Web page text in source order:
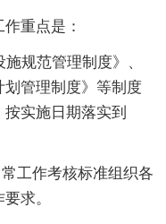
重点是：
规范管理制度》、
划管理制度》等制度
实施日期落实到
工作考核标准组织各
求。